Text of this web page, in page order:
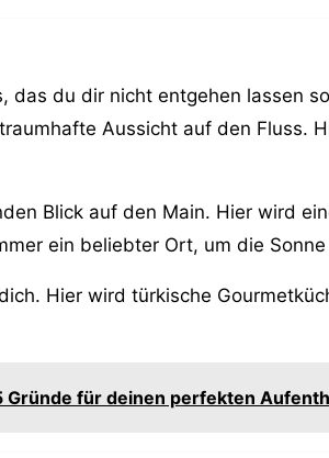
du dir nicht entgehen lassen
Aussicht auf den Fluss.
Blick auf den Main. Hier wird
ein beliebter Ort, um die
Hier wird türkische
Gründe für deinen perfekten